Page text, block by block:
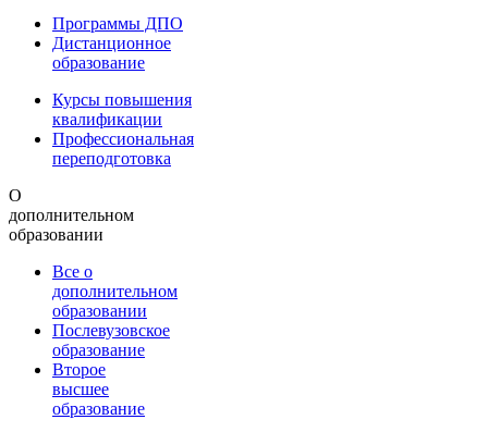
Программы ДПО
Дистанционное
образование
Курсы повышения
квалификации
Профессиональная
переподготовка
О
дополнительном
образовании
Все о
дополнительном
образовании
Послевузовское
образование
Второе
высшее
образование